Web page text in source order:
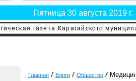
газета Карагайского
Пятница 30 августа 2019 г.
Главная Блоги Общество